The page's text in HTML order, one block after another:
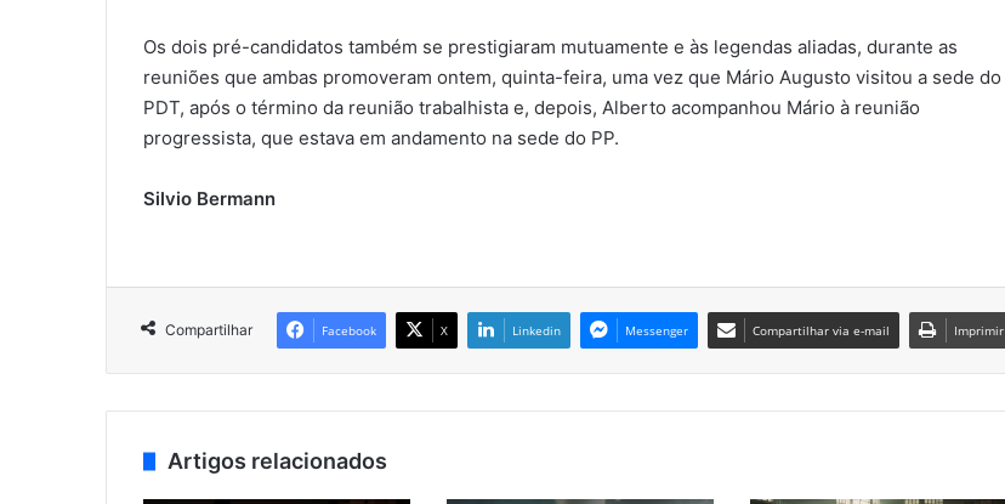
Os dois pré-candidatos também se prestigiaram mutuamente e às legendas aliadas, durante as
reuniões que ambas promoveram ontem, quinta-feira, uma vez que Mário Augusto visitou a sede do
PDT, após o término da reunião trabalhista e, depois, Alberto acompanhou Mário à reunião
progressista, que estava em andamento na sede do PP.
Silvio Bermann
Compartilhar Facebook X Linkedin Messenger Compartilhar via e-mail Imprimir
Artigos relacionados